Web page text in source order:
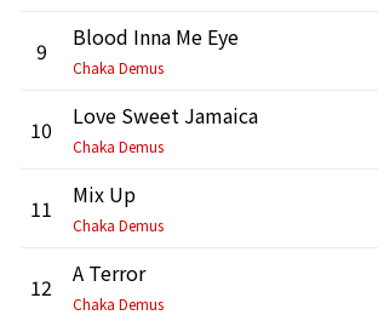
9 Blood Inna Me Eye
Chaka Demus
10 Love Sweet Jamaica
Chaka Demus
11 Mix Up
Chaka Demus
12 A Terror
Chaka Demus